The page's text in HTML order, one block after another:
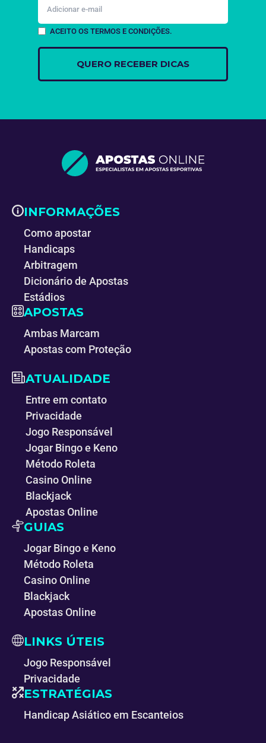
ACEITO OS TERMOS E CONDIÇÕES.
INFORMAÇÕES
Como apostar
Handicaps
Arbitragem
Dicionário de Apostas
Estádios
APOSTAS
Ambas Marcam
Apostas com Proteção
ATUALIDADE
Entre em contato
Privacidade
Jogo Responsável
Jogar Bingo e Keno
Método Roleta
Casino Online
Blackjack
Apostas Online
GUIAS
Jogar Bingo e Keno
Método Roleta
Casino Online
Blackjack
Apostas Online
LINKS ÚTEIS
Jogo Responsável
Privacidade
ESTRATÉGIAS
Handicap Asiático em Escanteios